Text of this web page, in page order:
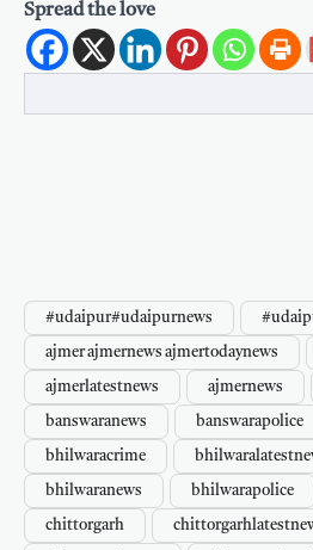
Spread the love
#udaipur#udaipurnews
ajmer ajmernews ajmertodaynews
ajmerlatestnews ajmernews
banswaranews banswarapolice
bhilwaracrime
bhilwaranews bhilwarapolice
chittorgarh